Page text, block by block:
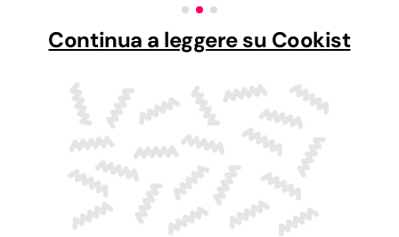
Continua a leggere su Cookist